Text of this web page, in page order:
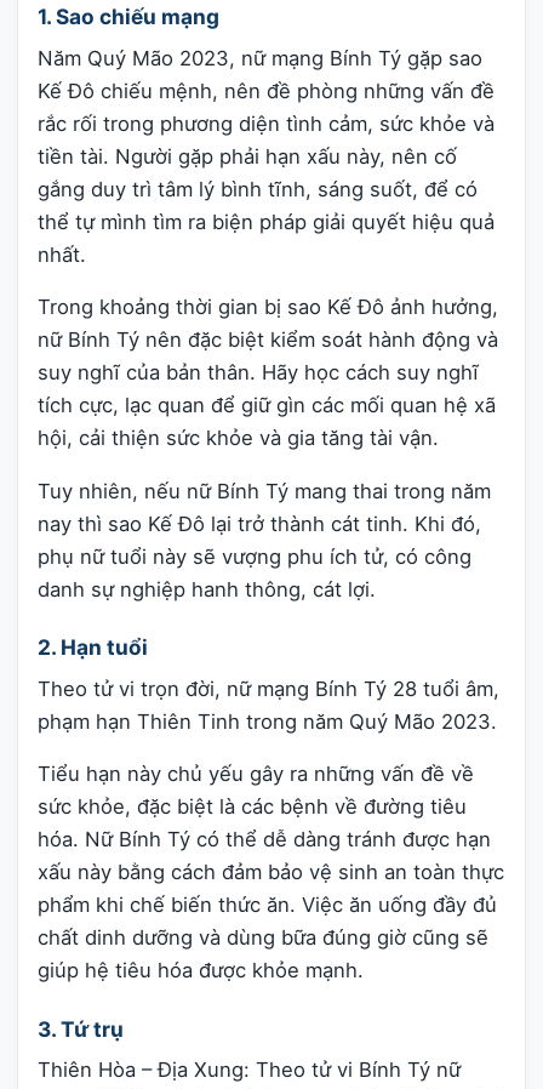
1. Sao chiếu mạng
Năm Quý Mão 2023, nữ mạng Bính Tý gặp sao
Kế Đô chiếu mệnh, nên đề phòng những vấn đề
rắc rối trong phương diện tình cảm, sức khỏe và
tiền tài. Người gặp phải hạn xấu này, nên cố
gắng duy trì tâm lý bình tĩnh, sáng suốt, để có
thể tự mình tìm ra biện pháp giải quyết hiệu quả
nhất.
Trong khoảng thời gian bị sao Kế Đô ảnh hưởng,
nữ Bính Tý nên đặc biệt kiểm soát hành động và
suy nghĩ của bản thân. Hãy học cách suy nghĩ
tích cực, lạc quan để giữ gìn các mối quan hệ xã
hội, cải thiện sức khỏe và gia tăng tài vận.
Tuy nhiên, nếu nữ Bính Tý mang thai trong năm
nay thì sao Kế Đô lại trở thành cát tinh. Khi đó,
phụ nữ tuổi này sẽ vượng phu ích tử, có công
danh sự nghiệp hanh thông, cát lợi.
2. Hạn tuổi
Theo tử vi trọn đời, nữ mạng Bính Tý 28 tuổi âm,
phạm hạn Thiên Tinh trong năm Quý Mão 2023.
Tiểu hạn này chủ yếu gây ra những vấn đề về
sức khỏe, đặc biệt là các bệnh về đường tiêu
hóa. Nữ Bính Tý có thể dễ dàng tránh được hạn
xấu này bằng cách đảm bảo vệ sinh an toàn thực
phẩm khi chế biến thức ăn. Việc ăn uống đầy đủ
chất dinh dưỡng và dùng bữa đúng giờ cũng sẽ
giúp hệ tiêu hóa được khỏe mạnh.
3. Tứ trụ
Thiên Hòa – Địa Xung: Theo tử vi Bính Tý nữ